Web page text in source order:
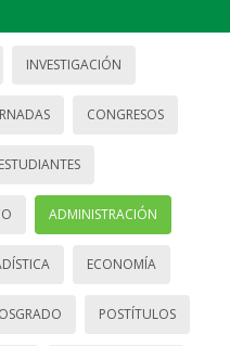
INVESTIGACIÓN
CONGRESOS
ESTUDIANTES
ADMINISTRACIÓN
ECONOMÍA
POSTÍTULOS